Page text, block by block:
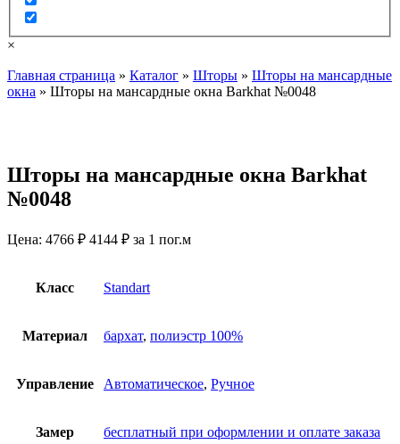
×
Главная страница » Каталог » Шторы » Шторы на мансардные
окна » Шторы на мансардные окна Barkhat №0048
Шторы на мансардные окна Barkhat
№0048
Цена: 4766 ₽ 4144 ₽ за 1 пог.м
Класс Standart
Материал бархат, полиэстр 100%
Управление Автоматическое, Ручное
Замер бесплатный при оформлении и оплате заказа